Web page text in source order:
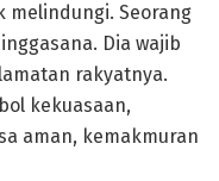
melindungi. Seorang
Dia wajib
rakyatnya.
kekuasaan,
aman, kemakmuran